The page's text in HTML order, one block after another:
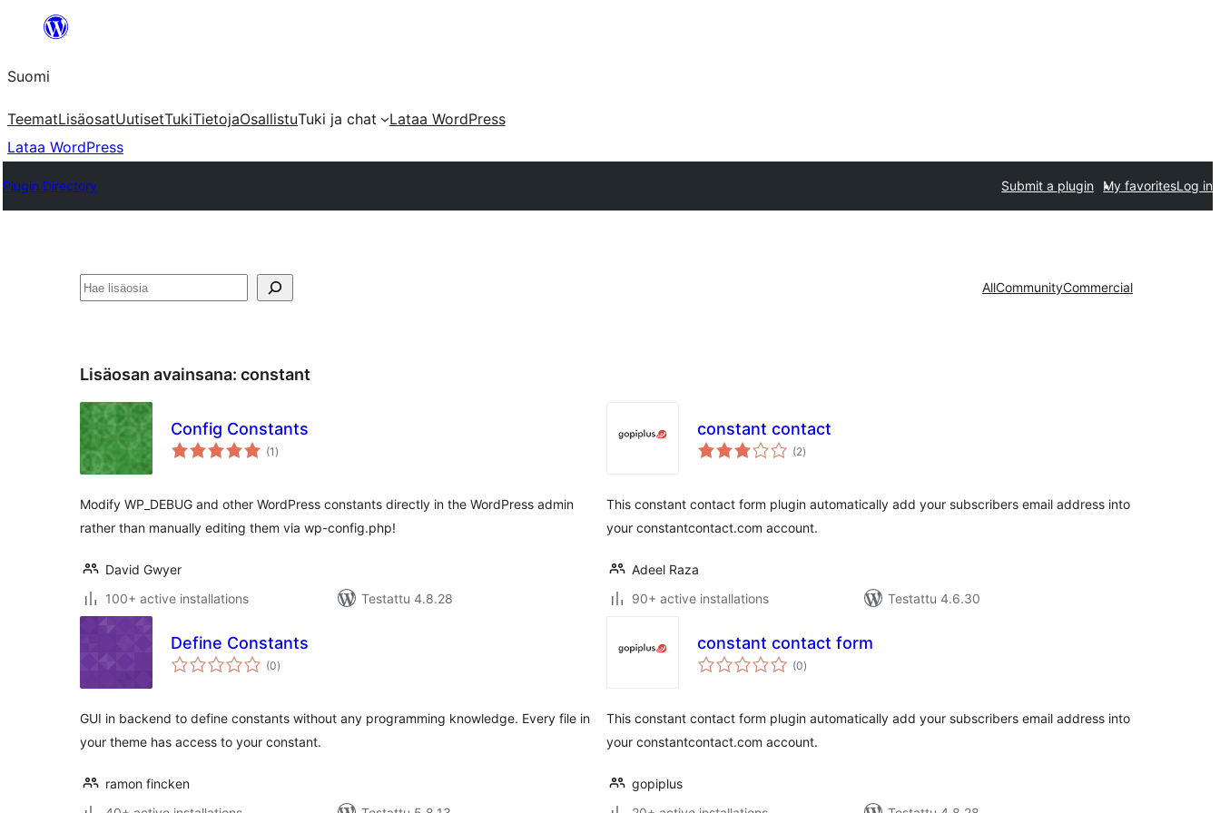
Suomi
TeematLisäosatUutisetTukiTietojaOsallistuTuki ja chat
Lataa WordPress
Lataa WordPress
Plugin Directory Submit a plugin My favoritesLog in
Etsi AllCommunityCommercial
Lisäosan avainsana: constant
Config Constants
(1 arvosanat
yhteensä
)
Modify WP_DEBUG and other WordPress constants directly in the WordPress admin
rather than manually editing them via wp-config.php!
David Gwyer
100+ active installations
Testattu 4.8.28
constant contact
(2arvosanat
yhteensä
)
This constant contact form plugin automatically add your subscribers email address into
your constantcontact.com account.
Adeel Raza
90+ active installations
Testattu 4.6.30
Define Constants
(0arvosanat
yhteensä
)
GUI in backend to define constants without any programming knowledge. Every file in
your theme has access to your constant.
ramon fincken
constant contact form
(0arvosanat
yhteensä
)
This constant contact form plugin automatically add your subscribers email address into
your constantcontact.com account.
gopiplus